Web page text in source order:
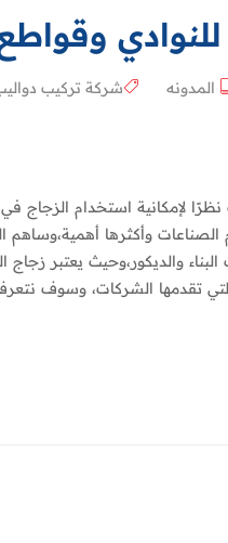
المدونه شركة تركيب
لإمكانية استخدام الزجاج في
وأكثرها أهمية،وساهم
والديكور،وحيث يعتبر زجاج
تقدمها الشركات، وسوف